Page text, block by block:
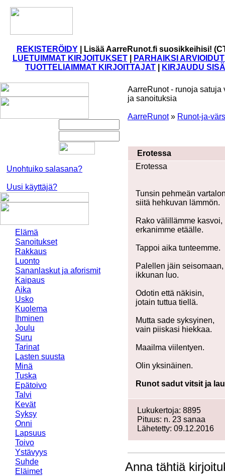
REKISTERÖIDY|
Lisää AarreRunot.fi suosikkeihisi!
LUETUIMMAT KIRJOITUKSET|
PARHAIKSI
TUOTTELIAIMMAT KIRJOITTAJAT
KIRJAUDU
Unohtuiko salasana?
Uusi käyttäjä?
Elämä
Sanoitukset
Rakkaus
Luonto
Sananlaskut ja aforismit
Kaipaus
Aika
Usko
Kuolema
Ihminen
Joulu
Suru
Tarinat
Lasten suusta
Minä
Tuska
Epätoivo
Talvi
Kevät
Syksy
Onni
Lapsuus
Toivo
Ystävyys
Suhde
Eläimet
AarreRunot - runoja
ja sanoituksia
AarreRunot» Runot-ja-
Erotessa
Erotessa
Tunsin pehmeän
siitä hehkuvan lämmön.
Rako välillämme kasvoi,
erkanimme etäälle.
Tappoi aika tunteemme.
Palellen jäin seisomaan,
ikkunan luo.
Odotin että näkisin,
jotain tuttua tiellä.
Mutta sade syksyinen,
vain piiskasi hiekkaa.
Maailma viilentyen.
Olin yksinäinen.
Runot sadut vitsit ja
Lukukertoja: 8895
Pituus: n. 23 sanaa
Lähetetty: 09.12.2016
Anna tähtiä